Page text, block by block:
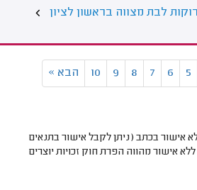
לבת מצווה בראשון לציון
5
6
7
8
9
10 הבא »
אישור בכתב (ניתן לקבל אישור בתנאים
אישור מהווה הפרת חוק זכויות יוצרים